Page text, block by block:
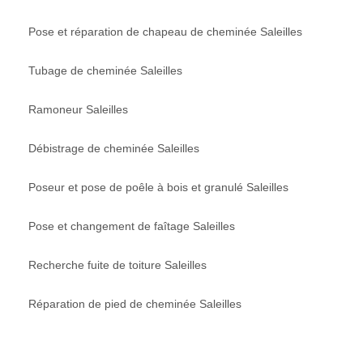
Pose et réparation de chapeau de cheminée Saleilles
Tubage de cheminée Saleilles
Ramoneur Saleilles
Débistrage de cheminée Saleilles
Poseur et pose de poêle à bois et granulé Saleilles
Pose et changement de faîtage Saleilles
Recherche fuite de toiture Saleilles
Réparation de pied de cheminée Saleilles